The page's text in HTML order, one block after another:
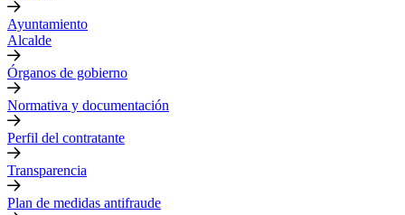
Ayuntamiento
Alcalde
Órganos de gobierno
Normativa y documentación
Perfil del contratante
Transparencia
Plan de medidas antifraude